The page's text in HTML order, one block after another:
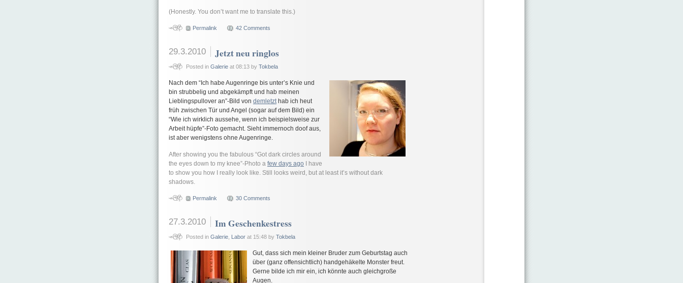
(Honestly. You don’t want me to translate this.)
Permalink 42 Comments
29.3.2010 Jetzt neu ringlos
Posted in Galerieat 08:13 by Tokbela
Nach dem “Ich habe Augenringe bis unter’s Knie und
bin strubbelig und abgekämpft und hab meinen
Lieblingspullover an”-Bild von demletzt hab ich heut
früh zwischen Tür und Angel (sogar auf dem Bild) ein
“Wie ich wirklich aussehe, wenn ich beispielsweise zur
Arbeit hüpfe”-Foto gemacht. Sieht immernoch doof aus,
ist aber wenigstens ohne Augenringe.
After showing you the fabulous “Got dark circles around
the eyes down to my knee”-Photo a few days ago I have
to show you how I really look like. Still looks weird, but at least it’s without dark
shadows.
Permalink 30 Comments
27.3.2010 Im Geschenkestress
Posted in Galerie, Laborat 15:48 by Tokbela
Gut, dass sich mein kleiner Bruder zum Geburtstag auch
über (ganz offensichtlich) handgehäkelte Monster freut.
Gerne bilde ich mir ein, ich könnte auch gleichgroße
Augen.